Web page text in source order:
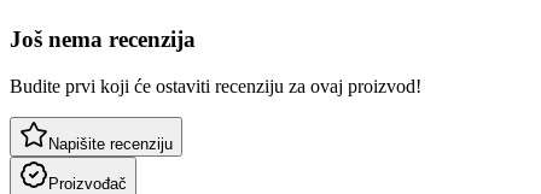
Još nema recenzija
Budite prvi koji će ostaviti recenziju za ovaj proizvod!
Napišite recenziju
Proizvođač